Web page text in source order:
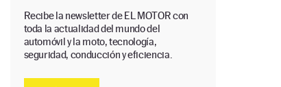
Recibe la newsletter de EL MOTOR con
toda la actualidad del mundo del
automóvil y la moto, tecnología,
seguridad, conducción y eficiencia.